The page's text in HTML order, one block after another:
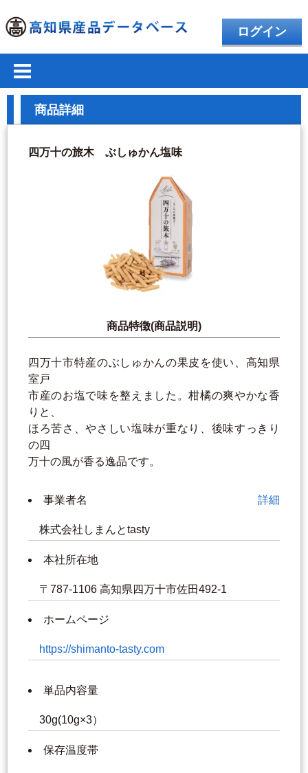
ログイン
商品詳細
四万十の旅木 ぶしゅかん塩味
商品特徴(商品説明)
四万十市特産のぶしゅかんの果皮を使い、高知県
室戸
市産のお塩で味を整えました。柑橘の爽やかな香
りと、
ほろ苦さ、やさしい塩味が重なり、後味すっきり
の四
万十の風が香る逸品です。
事業者名 詳細
株式会社しまんとtasty
本社所在地
〒787-1106 高知県四万十市佐田492-1
ホームページ
https://shimanto-tasty.com
単品内容量
30g(10g×3）
保存温度帯